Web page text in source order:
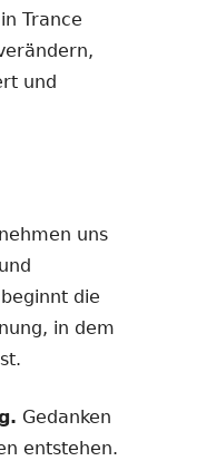
öffnen
Trance
und
uns
die
in dem
Gedanken
entstehen.